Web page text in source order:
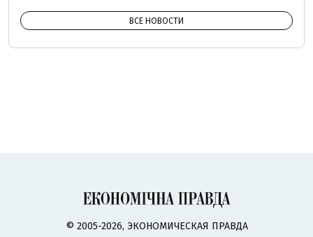
ВСЕ НОВОСТИ
© 2005-2026, ЭКОНОМИЧЕСКАЯ ПРАВДА